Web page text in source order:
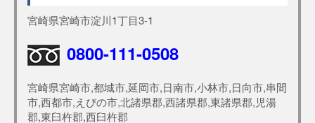
宮崎県宮崎市淀川1丁目3-1
0800-111-0508
宮崎県宮崎市,都城市,延岡市,日南市,小林市,日向市,串間
市,西都市,えびの市,北諸県郡,西諸県郡,東諸県郡,児湯
郡,東臼杵郡,西臼杵郡